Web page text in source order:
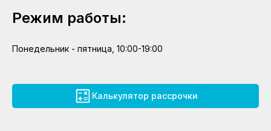
Режим работы:
Понедельник - пятница, 10:00-19:00
Калькулятор рассрочки